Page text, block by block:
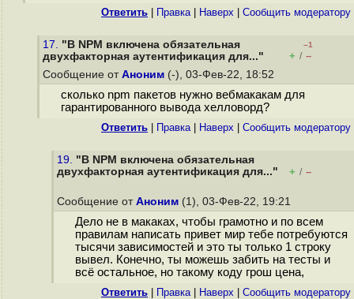
Ответить Правка| Наверх Cообщить модератору
17. "В NPM включена обязательная
двухфакторная аутентификация для..."
–1
+ / –
Сообщение от Аноним (-), 03-Фев-22, 18:52
сколько npm пакетов нужно вебмакакам для
гарантированного вывода хелловорд?
Ответить Правка| Наверх Cообщить модератору
19. "В NPM включена обязательная
двухфакторная аутентификация для..."
+ / –
Сообщение от Аноним (1), 03-Фев-22, 19:21
Дело не в макаках, чтобы грамотно и по всем
правилам написать привет мир тебе потребуются
тысячи зависимостей и это ты только 1 строку
вывел. Конечно, ты можешь забить на тесты и
всё остальное, но такому коду грош цена,
Ответить Правка| Наверх Cообщить модератору